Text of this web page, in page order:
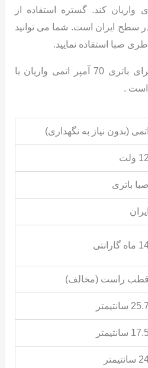
کند. گستره استفاده از
سطح ایران است. شما می توانید
صبا استفاده نمایید.
قیمت نوشته شده برای باتری 70 آمپر اتمی واریان با
است .
اتمی (بدون نیاز به نگهداری)
12 ولت
صبا باتری
ایران
گارانتی
قطب راست (مخالف)
25.7 سانتیمتر
17.5 سانتیمتر